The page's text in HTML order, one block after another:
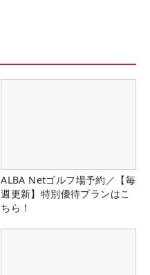
ALBA Netゴルフ場予約／【毎
週更新】特別優待プランはこ
ちら！